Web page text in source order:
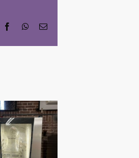
FacebookWhatsApp
Email